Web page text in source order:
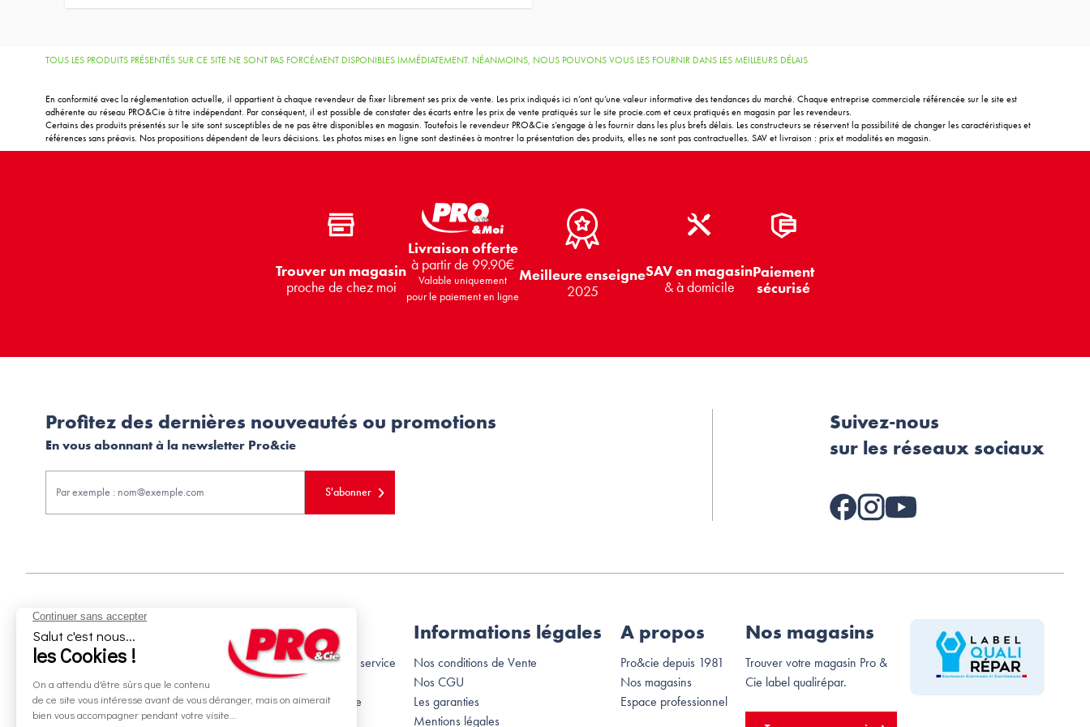
TOUS LES PRODUITS PRÉSENTÉS SUR CE SITE NE SONT PAS FORCÉMENT DISPONIBLES IMMÉDIATEMENT. NÉANMOINS, NOUS POUVONS VOUS LES FOURNIR DANS LES MEILLEURS DÉLAIS
En conformité avec la réglementation actuelle, il appartient à chaque revendeur de fixer librement ses prix de vente. Les prix indiqués ici n’ont qu’une valeur informative des tendances du marché. Chaque entreprise commerciale référencée sur le site est
adhérente au réseau PRO&Cie à titre indépendant. Par conséquent, il est possible de constater des écarts entre les prix de vente pratiqués sur le site procie.com et ceux pratiqués en magasin par les revendeurs.
Certains des produits présentés sur le site sont susceptibles de ne pas être disponibles en magasin. Toutefois le revendeur PRO&Cie s’engage à les fournir dans les plus brefs délais. Les constructeurs se réservent la possibilité de changer les caractéristiques et
références sans préavis. Nos propositions dépendent de leurs décisions. Les photos mises en ligne sont destinées à montrer la présentation des produits, elles ne sont pas contractuelles. SAV et livraison : prix et modalités en magasin.
Trouver un magasin
proche de chez moi
Livraison offerte
à partir de 99.90€
Valable uniquement
pour le paiement en ligne
Meilleure enseigne
2025
SAV en magasin
& à domicile
Paiement
sécurisé
Profitez des dernières nouveautés ou promotions
En vous abonnant à la newsletter Pro&cie
S'abonner
Suivez-nous
sur les réseaux sociaux
Aides et informations
Retour et remboursement
Moyens de paiement
Nos guides d'achat
Livraison et retrait
Services
Livraison et mise en service
Financement
Service Après Vente
Informations légales
Nos conditions de Vente
Nos CGU
Les garanties
Mentions légales
A propos
Pro&cie depuis 1981
Nos magasins
Espace professionnel
Nos magasins
Trouver votre magasin Pro &
Cie label qualirépar.